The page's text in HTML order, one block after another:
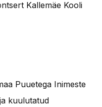
Kallemäe Kooli
Puuetega Inimeste
kuulutatud